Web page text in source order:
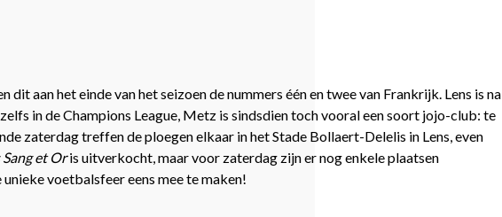
aan het einde van het seizoen de nummers één en twee van Frankrijk. Lens is na
in de Champions League, Metz is sindsdien toch vooral een soort jojo-club: te
zaterdag treffen de ploegen elkaar in het Stade Bollaert-Delelis in Lens, even
Sang et Oris uitverkocht, maar voor zaterdag zijn er nog enkele plaatsen
voetbalsfeer eens mee te maken!